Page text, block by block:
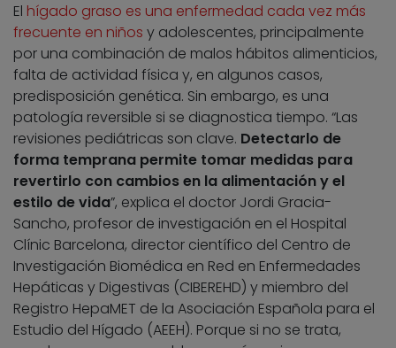
El hígado graso es una enfermedad cada vez más
frecuente en niños y adolescentes, principalmente
por una combinación de malos hábitos alimenticios,
falta de actividad física y, en algunos casos,
predisposición genética. Sin embargo, es una
patología reversible si se diagnostica tiempo. “Las
revisiones pediátricas son clave. Detectarlo de
forma temprana permite tomar medidas para
revertirlo con cambios en la alimentación y el
estilo de vida”, explica el doctor Jordi Gracia-
Sancho, profesor de investigación en el Hospital
Clínic Barcelona, director científico del Centro de
Investigación Biomédica en Red en Enfermedades
Hepáticas y Digestivas (CIBEREHD) y miembro del
Registro HepaMET de la Asociación Española para el
Estudio del Hígado (AEEH). Porque si no se trata,